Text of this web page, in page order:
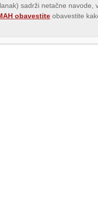
sadrži netačne navode,
obavestite obavestite